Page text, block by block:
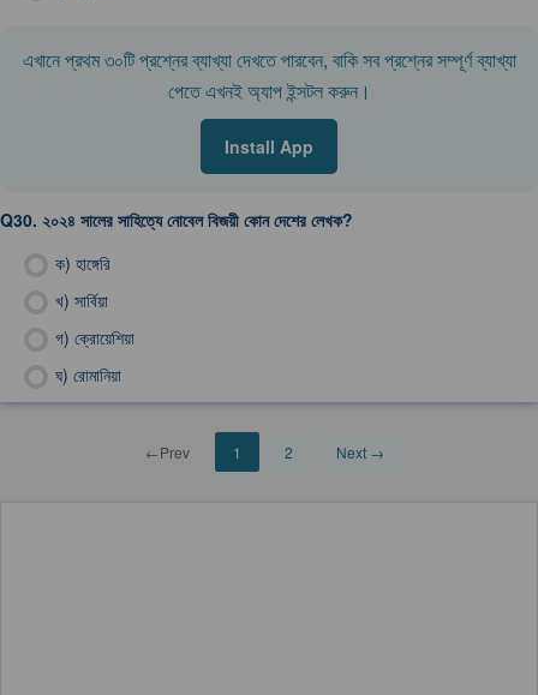
এখানে প্রথম ৩০টি প্রশ্নের ব্যাখ্যা দেখতে পারবেন, বাকি সব প্রশ্নের সম্পূর্ণ ব্যাখ্যা
পেতে এখনই অ্যাপ ইন্সটল করুন।
Install App
Q30. ২০২৪ সালের সাহিত্যে নোবেল বিজয়ী কোন দেশের লেখক?
ক) হাঙ্গেরি
খ) সার্বিয়া
গ) ক্রোয়েশিয়া
ঘ) রোমানিয়া
←Prev 1 2 Next →